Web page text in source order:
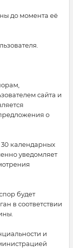
до момента её
сайта и
о
календарных
уведомляет
будет
в соответствии
и